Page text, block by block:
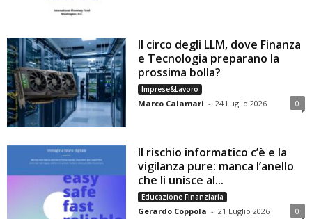
Il circo degli LLM, dove Finanza
e Tecnologia preparano la
prossima bolla?
Imprese&Lavoro
Marco Calamari - 24 Luglio 2026 0
Il rischio informatico c’è e la
vigilanza pure: manca l’anello
che li unisce al...
Educazione Finanziaria
Gerardo Coppola - 21 Luglio 2026 0